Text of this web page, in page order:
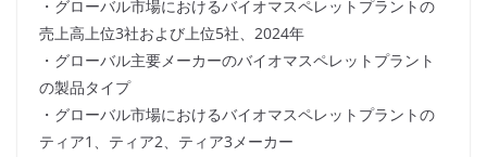
・グローバル市場におけるバイオマスペレットプラントの
売上高上位3社および上位5社、2024年
・グローバル主要メーカーのバイオマスペレットプラント
の製品タイプ
・グローバル市場におけるバイオマスペレットプラントの
ティア1、ティア2、ティア3メーカー